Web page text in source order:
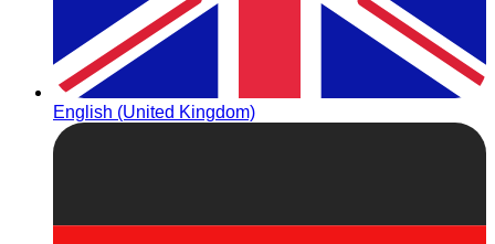
English (United Kingdom)